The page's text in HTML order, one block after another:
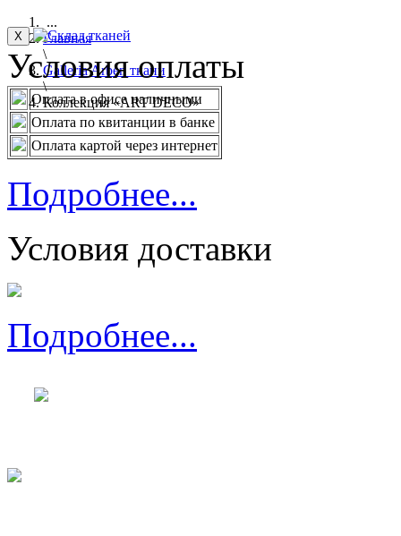
...
Главная
\
Galleria Arben ткани
\
Коллекция «ART DECO»
X
Условия оплаты
Оплата в офисе наличными
Оплата по квитанции в банке
Оплата картой через интернет
Подробнее...
Условия доставки
Подробнее...